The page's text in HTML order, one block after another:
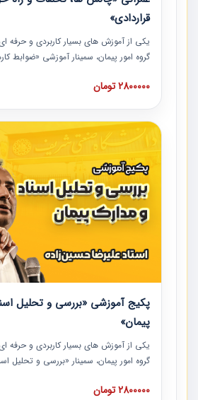
قراردادی»
یکی از آموزش‏‏‏‏‏‏ های بسیار کاربردی و حرفه‏
گروه امور پیمان، سمینار آموزشی «ضوابط
های عمرانی» چالش ها، تخلفات و راه حل
است که در محل سندیکای شرکت های
مدارک پیمان به همراه تجربیات عملی
2800000 تومان
پکیج آموزشی «بررسی و تحلیل
پیمان»
یکی از آموزش‏‏‏‏‏‏ های بسیار کاربردی و حرفه‏
گروه امور پیمان، سمینار «بررسی و تحلیل
است که در دانشگاه صنعتی شریف ارائه
نکات کلیدی مربوط به اسناد و مدارک پیمان،
2800000 تومان